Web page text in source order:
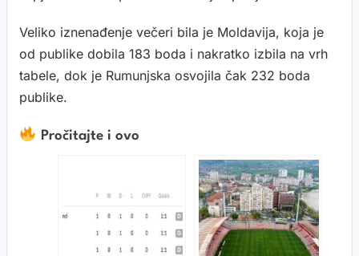
Veliko iznenađenje večeri bila je Moldavija, koja je
od publike dobila 183 boda i nakratko izbila na vrh
tabele, dok je Rumunjska osvojila čak 232 boda
publike.
Pročitajte i ovo